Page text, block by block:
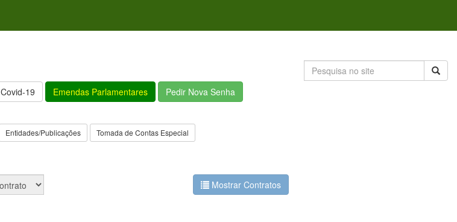
Covid-19 Emendas Parlamentares Pedir Nova Senha
Entidades/Publicações Tomada de Contas Especial
Mostrar Contratos